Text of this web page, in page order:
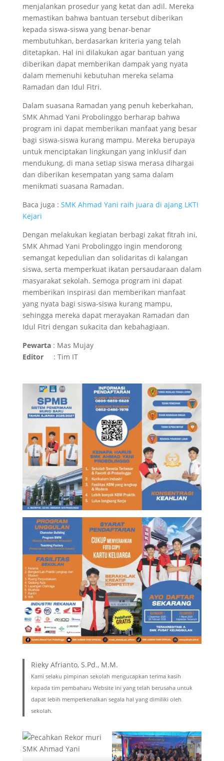
menjalankan prosedur yang ketat dan adil. Mereka
memastikan bahwa bantuan tersebut diberikan
kepada siswa-siswa yang benar-benar
membutuhkan, berdasarkan kriteria yang telah
ditetapkan. Hal ini dilakukan agar bantuan yang
diberikan dapat memberikan dampak yang nyata
dalam memenuhi kebutuhan mereka selama
Ramadan dan Idul Fitri.
Dalam suasana Ramadan yang penuh keberkahan,
SMK Ahmad Yani Probolinggo berharap bahwa
program ini dapat memberikan manfaat yang besar
bagi siswa-siswa kurang mampu. Mereka berupaya
untuk menciptakan lingkungan yang inklusif dan
mendukung, di mana setiap siswa merasa dihargai
dan diberikan kesempatan yang sama dalam
menikmati suasana Ramadan.
Baca juga : SMK Ahmad Yani raih juara di ajang LKTI
Kejari
Dengan melakukan kegiatan berbagi zakat fitrah ini,
SMK Ahmad Yani Probolinggo ingin mendorong
semangat kepedulian dan solidaritas di kalangan
siswa, serta memperkuat ikatan persaudaraan dalam
masyarakat sekolah. Semoga program ini dapat
memberikan inspirasi dan memberikan manfaat
yang nyata bagi siswa-siswa kurang mampu,
sehingga mereka dapat merayakan Ramadan dan
Idul Fitri dengan sukacita dan kebahagiaan.
Pewarta: Mas Mujay
Editor : Tim IT
Rieky Afrianto, S.Pd., M.M.
Kami selaku pimpinan sekolah mengucapkan terima kasih
kepada tim pembaharu Website ini yang telah berusaha untuk
dapat lebih memperkenalkan segala hal yang dimiliki oleh
sekolah.